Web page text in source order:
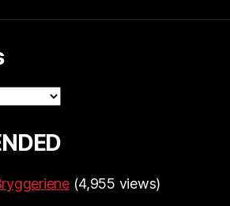
(4,955 views)